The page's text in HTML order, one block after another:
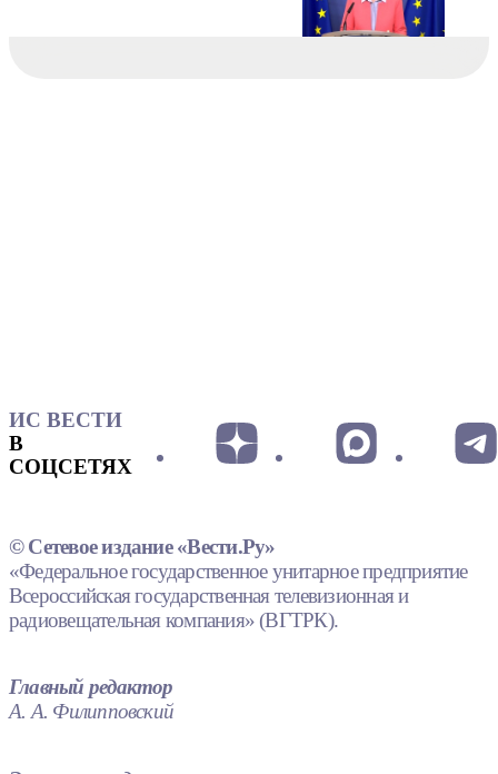
ИС ВЕСТИ
В
СОЦСЕТЯХ
© Сетевое издание «Вести.Ру»
«Федеральное государственное унитарное предприятие
Всероссийская государственная телевизионная и
радиовещательная компания» (ВГТРК).
Главный редактор
А. А. Филипповский